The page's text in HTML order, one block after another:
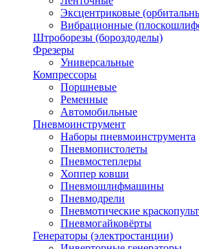
Эксцентриковые
Вибрационные
Штроборезы (бороздоделы)
Фрезеры
Универсальные
Компрессоры
Поршневые
Ременные
Автомобильные
Пневмоинструмент
Наборы пневмоинструмента
Пневмопистолеты
Пневмостеплеры
Хоппер ковши
Пневмошлифмашины
Пневмодрели
Пневмотические
Пневмогайковёрты
Генераторы (электростанции)